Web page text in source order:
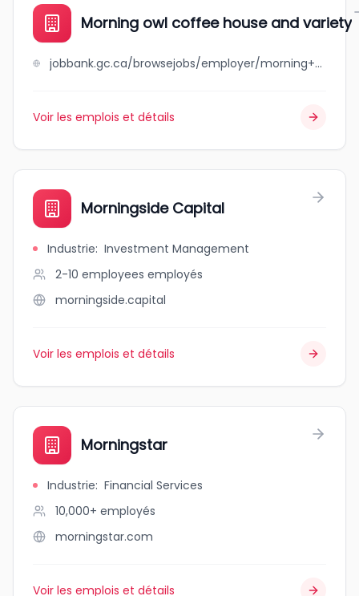
Morning owl coffee house and variety
jobbank.gc.ca/browsejobs/employer/morning+owl+coffee+house+and+variety/ca
Voir les emplois et détails
Morningside Capital
Industrie: Investment Management
2-10 employees employés
morningside.capital
Voir les emplois et détails
Morningstar
Industrie: Financial Services
10,000+ employés
morningstar.com
Voir les emplois et détails